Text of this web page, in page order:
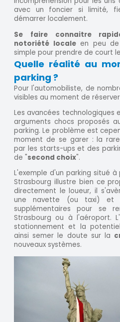
avec un foncier si limité,
démarrer localement.
Se faire connaitre
notoriété localeen peu de
simple pour prendre de court
Quelle réalité au
parking ?
Pour l'automobiliste, de
visibles au moment de
Les avancées technologiques
arguments chocs proposés
parking. Le problème est
moment de se garer : la
par les starts-ups et des
de "second choix".
L'exemple d'un parking situé
Strasbourg illustre bien ce
directement le loueur, il
une navette (ou taxi) et
supplémentaires pour se
Strasbourg ou à l'aéroport.
stationnement et la
ainsi semer le doute sur la
nouveaux systèmes.